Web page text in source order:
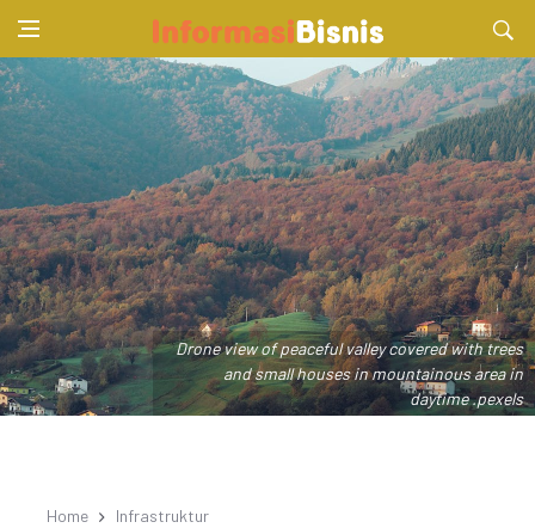
Drone view of peaceful valley covered with trees
and small houses in mountainous area in
daytime .pexels
Home Infrastruktur